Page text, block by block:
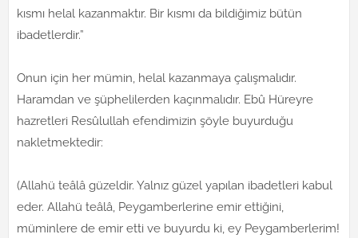
kısmı helal kazanmaktır. Bir kısmı da bildiğimiz bütün
ibadetlerdir.”
Onun için her mümin, helal kazanmaya çalışmalıdır.
Haramdan ve şüphelilerden kaçınmalıdır. Ebû Hüreyre
hazretleri Resûlullah efendimizin şöyle buyurduğu
nakletmektedir:
(Allahü teâlâ güzeldir. Yalnız güzel yapılan ibadetleri kabul
eder. Allahü teâlâ, Peygamberlerine emir ettiğini,
müminlere de emir etti ve buyurdu ki, ey Peygamberlerim!